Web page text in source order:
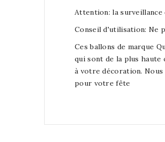
Attention: la
Conseil d'utilisation: Ne
Ces ballons de marque
qui sont de la plus
à votre décoration.
pour votre fête